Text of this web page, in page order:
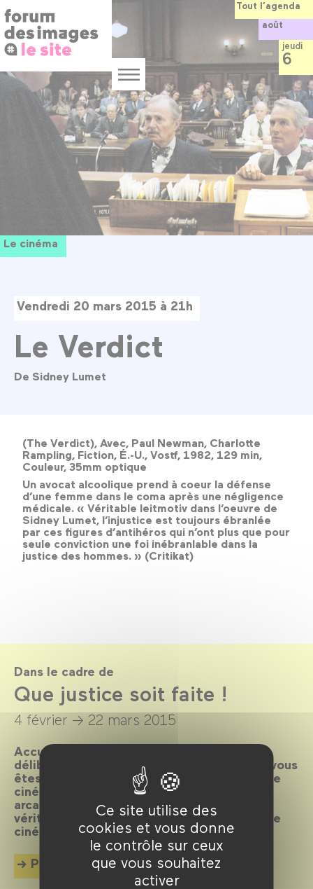
Ce site utilise des
cookies et vous donne
le contrôle sur ceux
que vous souhaitez
activer
au
contenu
principal
Menu
Le cinéma
Vendredi 20 mars 2015 à 21h
Le Verdict
De Sidney Lumet
(The Verdict), Avec, Paul Newman, Charlotte
Rampling, Fiction, É.-U., Vostf, 1982, 129 min,
Couleur, 35mm optique
Un avocat alcoolique prend à coeur la défense
d’une femme dans le coma après une négligence
médicale. « Véritable leitmotiv dans l’oeuvre de
Sidney Lumet, l’injustice est toujours ébranlée
par ces figures d’antihéros qui n’ont plus que pour
seule conviction une foi inébranlable dans la
justice des hommes. » (Critikat)
Dans le cadre de
Que justice soit faite !
4 février → 22 mars 2015
Accusés spectateurs, levez-vous ! Après
délibération du jury, le verdict est tombé : vous
êtes déclarés coupables de flagrant délit de
cinéphilie et condamnés à plonger dans les
arcanes de la machine judiciaire. Toute la
vérité, rien que la vérité en 80 plaidoyers de
cinéma.
Plus d'info
Tout l’agenda
août
jeudi
6